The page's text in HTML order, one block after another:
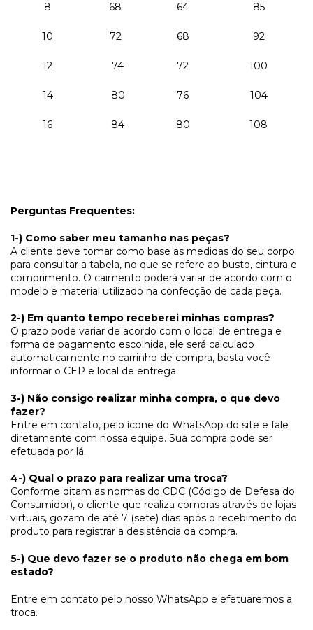
8 68 64 85
10 72 68 92
12 74 72 100
14 80 76 104
16 84 80 108
Perguntas Frequentes:
1-) Como saber meu tamanho nas peças?
A cliente deve tomar como base as medidas do seu corpo
para consultar a tabela, no que se refere ao busto, cintura e
comprimento. O caimento poderá variar de acordo com o
modelo e material utilizado na confecção de cada peça.
2-) Em quanto tempo receberei minhas compras?
O prazo pode variar de acordo com o local de entrega e
forma de pagamento escolhida, ele será calculado
automaticamente no carrinho de compra, basta você
informar o CEP e local de entrega.
3-) Não consigo realizar minha compra, o que devo
fazer?
Entre em contato, pelo ícone do WhatsApp do site e fale
diretamente com nossa equipe. Sua compra pode ser
efetuada por lá.
4-) Qual o prazo para realizar uma troca?
Conforme ditam as normas do CDC (Código de Defesa do
Consumidor), o cliente que realiza compras através de lojas
virtuais, gozam de até 7 (sete) dias após o recebimento do
produto para registrar a desistência da compra.
5-) Que devo fazer se o produto não chega em bom
estado?
Entre em contato pelo nosso WhatsApp e efetuaremos a
troca.